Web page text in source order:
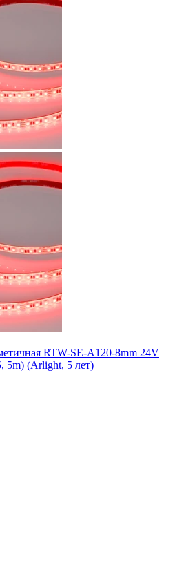
RTW-SE-A120-8mm 24V
5m) (Arlight, 5 лет)